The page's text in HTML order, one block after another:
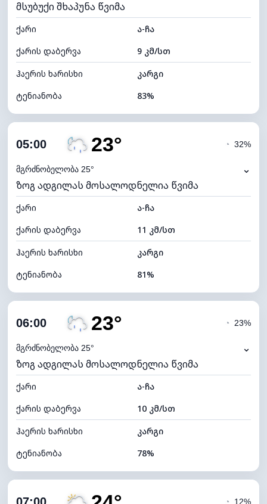
ხილვადობა
განათების ინდექსი 0 (ბნელი)
ღრუბლის სიმაღლე 6160 მ
მსუბუქი შხაპუნა წვიმა
ქარი
ა-ჩა
ქარის დაბერვა
9 კმ/სთ
ჰაერის ხარისხი
კარგი
ტენიანობა
83%
ღრუბლიანობა
ნამის წერტილი
ხილვადობა
10 კმ
განათების ინდექსი 0 (ბნელი)
ღრუბლის სიმაღლე 5440 მ
05:00 23°
მგრძნობელობა 25°
◔ 32%
⌄
ზოგ ადგილას მოსალოდნელია წვიმა
ქარი
ა-ჩა
ქარის დაბერვა
11 კმ/სთ
ჰაერის ხარისხი
კარგი
ტენიანობა
81%
ღრუბლიანობა
ნამის წერტილი
ხილვადობა
10 კმ
განათების ინდექსი 0 (ბნელი)
ღრუბლის სიმაღლე 5120 მ
06:00 23°
მგრძნობელობა 25°
◔ 23%
⌄
ზოგ ადგილას მოსალოდნელია წვიმა
ქარი
ა-ჩა
ქარის დაბერვა
10 კმ/სთ
ჰაერის ხარისხი
კარგი
ტენიანობა
78%
ღრუბლიანობა
◔ 12%